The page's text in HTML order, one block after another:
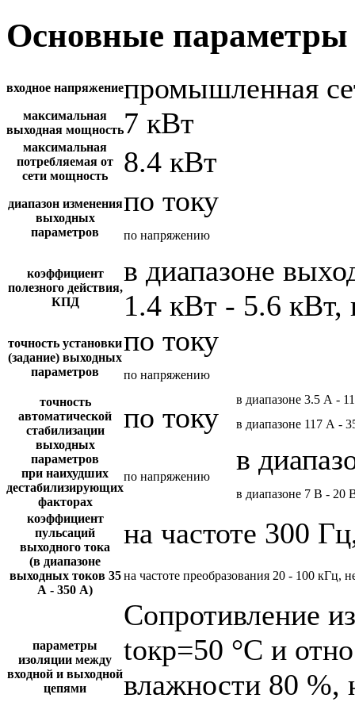
Основные параметры
входное напряжениепромышленная
максимальная
выходная мощность7 кВт
максимальная
потребляемая от
сети мощность
8.4 кВт
диапазон изменения
выходных
параметров
по току
по напряжению
коэффициент
полезного действия,
КПД
в диапазоне
1.4 кВт - 5.6 кВт,
точность установки
(задание) выходных
параметров
по току
по напряжению
точность
автоматической
стабилизации
выходных
параметров
при наихудших
дестабилизирующих
факторах
по току
в диапазоне 3.5 А -
в диапазоне 117 А -
по напряжению
в
в диапазоне 7 В - 20
коэффициент
пульсаций
выходного тока
(в диапазоне
выходных токов 35
А - 350 А)
на частоте 300
на частоте преобразования 20 - 100 кГц,
параметры
изоляции между
входной и выходной
цепями
Сопротивление
tокр=50 °С и
влажности 80 %,